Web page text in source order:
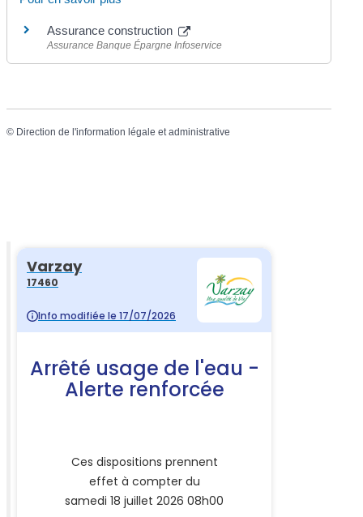
Assurance construction
Assurance Banque Épargne Infoservice
© Direction de l'information légale et administrative